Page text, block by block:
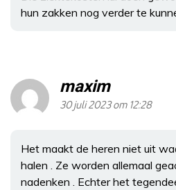
hun zakken nog verder te
maxim
30 juli 2023 om 12:28
Het maakt de heren niet uit
halen . Ze worden allemaal
nadenken . Echter het